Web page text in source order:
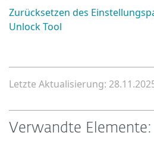
Zurücksetzen des
Unlock Tool
Letzte Aktualisierung:
Verwandte Elemente: